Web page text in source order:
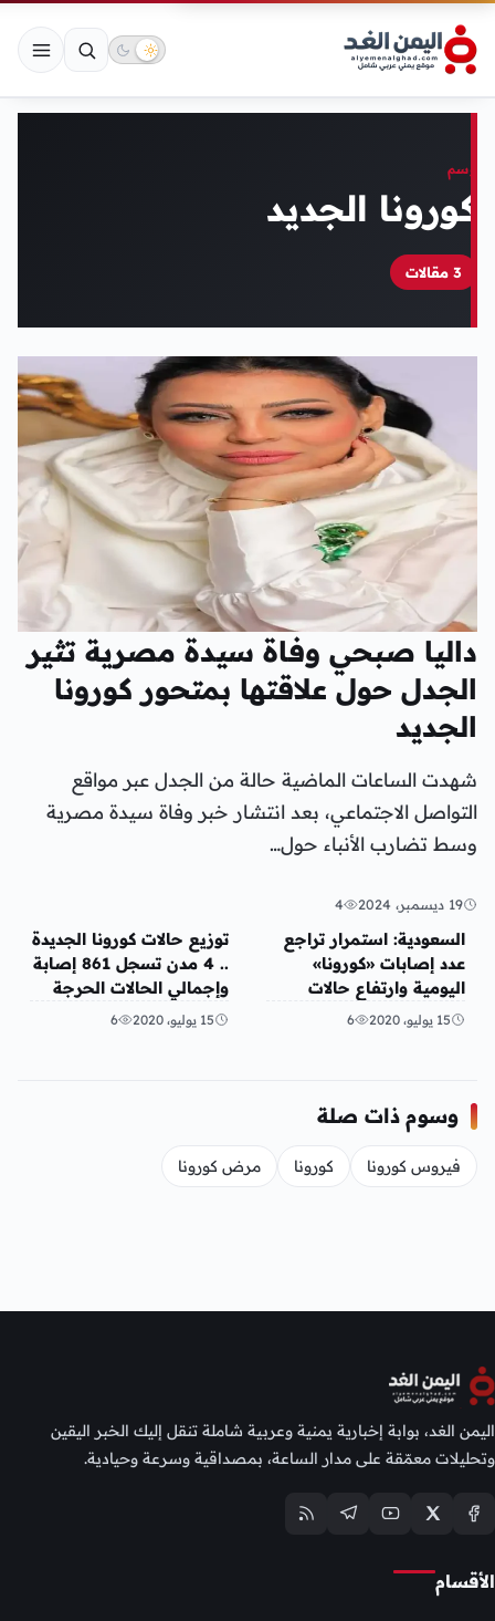
وسم
كورونا الجديد
3 مقالات
داليا صبحي وفاة سيدة مصرية تثير
الجدل حول علاقتها بمتحور كورونا
الجديد
شهدت الساعات الماضية حالة من الجدل عبر مواقع
التواصل الاجتماعي، بعد انتشار خبر وفاة سيدة مصرية
وسط تضارب الأنباء حول…
19 ديسمبر، 2024 4
أخبار محلية
السعودية: استمرار تراجع
عدد إصابات «كورونا»
اليومية وارتفاع حالات
الشفاء
15 يوليو، 2020 6
توزيع حالات كورونا الجديدة
.. 4 مدن تسجل 861 إصابة
وإجمالي الحالات الحرجة
2221
15 يوليو، 2020 6
وسوم ذات صلة
فيروس كورونا كورونا مرض كورونا
اليمن الغد، بوابة إخبارية يمنية وعربية شاملة تنقل إليك الخبر اليقين
وتحليلات معمّقة على مدار الساعة، بمصداقية وسرعة وحيادية.
الأقسام